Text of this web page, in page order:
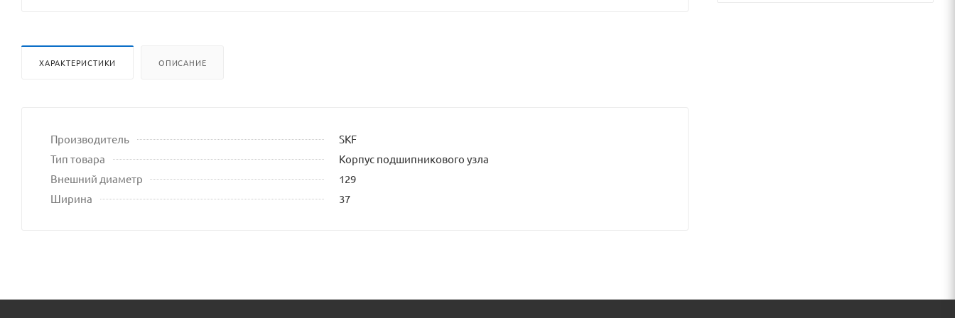
ХАРАКТЕРИСТИКИ ОПИСАНИЕ
Производитель
SKF
Тип товара
Корпус подшипникового узла
Внешний диаметр
129
Ширина
37